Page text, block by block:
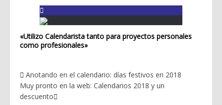
«Utilizo Calendarista tanto para proyectos personales
como profesionales»
Anotando en el calendario: días festivos en 2018
Muy pronto en la web: Calendarios 2018 y un
descuento